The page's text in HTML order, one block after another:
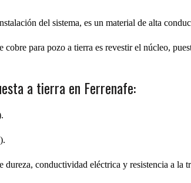
del sistema, es un material de alta
para pozo a tierra es revestir el núcleo,
a tierra en Ferrenafe:
dureza, conductividad eléctrica y resistencia a la